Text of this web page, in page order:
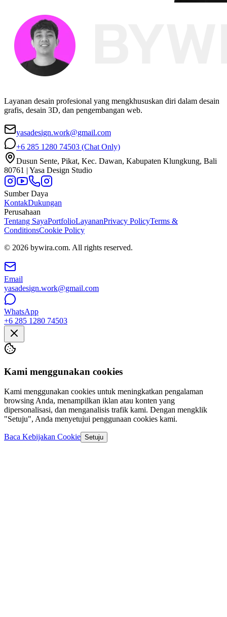
Layanan desain profesional yang mengkhususkan diri dalam desain
grafis, desain 3D, dan pengembangan web.
yasadesign.work@gmail.com
+6 285 1280 74503 (Chat Only)
Dusun Sente, Pikat, Kec. Dawan, Kabupaten Klungkung, Bali
80761 | Yasa Design Studio
Sumber Daya
KontakDukungan
Perusahaan
Tentang SayaPortfolioLayananPrivacy PolicyTerms &
ConditionsCookie Policy
© 2026 bywira.com. All rights reserved.
Email
yasadesign.work@gmail.com
WhatsApp
+6 285 1280 74503
Kami menggunakan cookies
Kami menggunakan cookies untuk meningkatkan pengalaman
browsing Anda, menampilkan iklan atau konten yang
dipersonalisasi, dan menganalisis trafik kami. Dengan mengklik
"Setuju", Anda menyetujui penggunaan cookies kami.
Baca Kebijakan Cookie Setuju